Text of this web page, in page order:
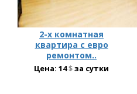
2-х комнатная
квартира с евро
ремонтом..
Цена: 14$за сутки